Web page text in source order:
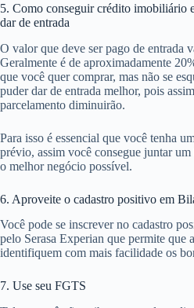
5. Como conseguir crédito imobiliário
dar de entrada
O valor que deve ser pago de entrada
Geralmente é de aproximadamente
que você quer comprar, mas não se
puder dar de entrada melhor, pois
parcelamento diminuirão.
Para isso é essencial que você tenha
prévio, assim você consegue juntar
o melhor negócio possível.
6. Aproveite o cadastro positivo em
Você pode se inscrever no cadastro
pelo Serasa Experian que permite que
identifiquem com mais facilidade os
7. Use seu FGTS